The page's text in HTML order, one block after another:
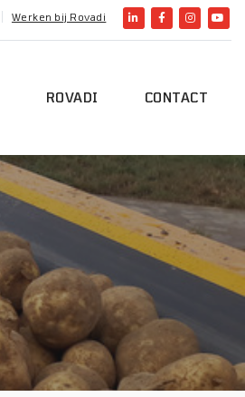
Werken bij Rovadi
ROVADI CONTACT